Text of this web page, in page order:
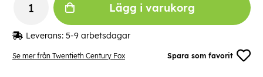
Se mer från Twentieth Century Fox Spara som favorit
Lägg i varukorg
Leverans: 5-9 arbetsdagar